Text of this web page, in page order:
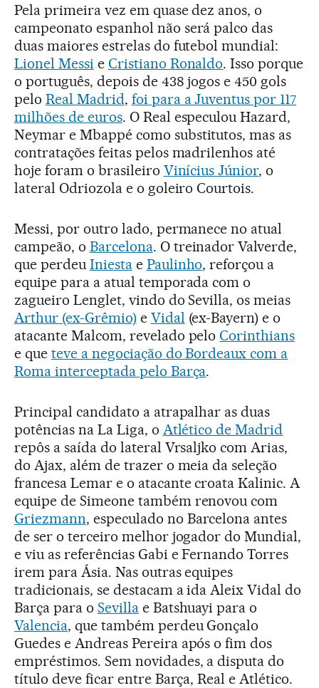
Pela primeira vez em quase dez anos, o
campeonato espanhol não será palco das
duas maiores estrelas do futebol mundial:
Lionel Messi e Cristiano Ronaldo. Isso porque
o português, depois de 438 jogos e 450 gols
pelo Real Madrid, foi para a Juventus por 117
milhões de euros. O Real especulou Hazard,
Neymar e Mbappé como substitutos, mas as
contratações feitas pelos madrilenhos até
hoje foram o brasileiro Vinícius Júnior, o
lateral Odriozola e o goleiro Courtois.
Messi, por outro lado, permanece no atual
campeão, o Barcelona. O treinador Valverde,
que perdeu Iniestae Paulinho, reforçou a
equipe para a atual temporada com o
zagueiro Lenglet, vindo do Sevilla, os meias
Arthur (ex-Grêmio) e Vidal (ex-Bayern) e o
atacante Malcom, revelado peloCorinthians
e que teve a negociação do Bordeaux com a
Roma interceptada pelo Barça.
Principal candidato a atrapalhar as duas
potências na La Liga, o Atlético de Madrid
repôs a saída do lateral Vrsaljko com Arias,
do Ajax, além de trazer o meia da seleção
francesa Lemar e o atacante croata Kalinic. A
equipe de Simeone também renovou com
Griezmann, especulado no Barcelona antes
de ser o terceiro melhor jogador do Mundial,
e viu as referências Gabi e Fernando Torres
irem para Ásia. Nas outras equipes
tradicionais, se destacam a ida Aleix Vidal do
Barça para o Sevillae Batshuayi para o
Valencia, que também perdeu Gonçalo
Guedes e Andreas Pereira após o fim dos
empréstimos. Sem novidades, a disputa do
título deve ficar entre Barça, Real e Atlético.